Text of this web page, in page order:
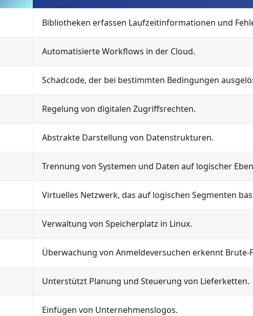
Bibliotheken erfassen Laufzeitinformationen und
Automatisierte Workflows in der Cloud.
Schadcode, der bei bestimmten Bedingungen
Regelung von digitalen Zugriffsrechten.
Abstrakte Darstellung von Datenstrukturen.
Trennung von Systemen und Daten auf logischer
Virtuelles Netzwerk, das auf logischen Segmenten
Verwaltung von Speicherplatz in Linux.
Überwachung von Anmeldeversuchen erkennt Brute-
Unterstützt Planung und Steuerung von Lieferketten.
Einfügen von Unternehmenslogos.